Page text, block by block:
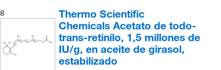
8
Thermo Scientific
Chemicals Acetato de todo-
trans-retinilo, 1,5 millones de
IU/g, en aceite de girasol,
estabilizado